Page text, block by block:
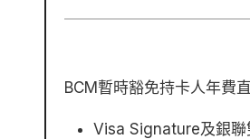
BCM暫時豁免持卡人年費
Visa Signature及銀聯